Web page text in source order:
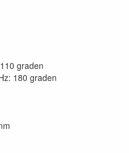
graden
180 graden